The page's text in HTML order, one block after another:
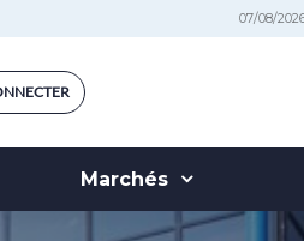
07/08/
Marchés